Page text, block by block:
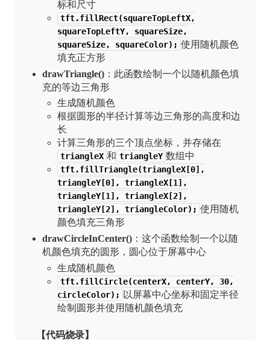
标和尺寸
tft.fillRect(squareTopLeftX,
squareTopLeftY, squareSize,
squareSize, squareColor); 使用随机颜色
填充正方形
drawTriangle()：此函数绘制一个以随机颜色填
充的等边三角形
生成随机颜色
根据圆形的半径计算等边三角形的高度和边
长
计算三角形的三个顶点坐标，并存储在
triangleX 和 triangleY 数组中
tft.fillTriangle(triangleX[0],
triangleY[0], triangleX[1],
triangleY[1], triangleX[2],
triangleY[2], triangleColor); 使用随机
颜色填充三角形
drawCircleInCenter()：这个函数绘制一个以随
机颜色填充的圆形，圆心位于屏幕中心
生成随机颜色
tft.fillCircle(centerX, centerY, 30,
circleColor);
以屏幕中心坐标和固定半径
绘制圆形并使用随机颜色填充
【代码烧录】